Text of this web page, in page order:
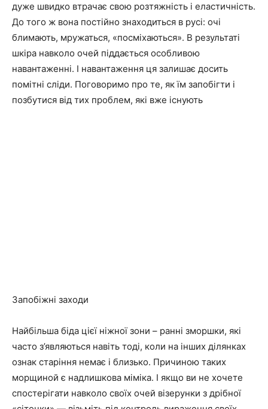
дуже швидко втрачає свою розтяжність і еластичність.
До того ж вона постійно знаходиться в русі: очі
блимають, мружаться, «посміхаються». В результаті
шкіра навколо очей піддається особливою
навантаженні. І навантаження ця залишає досить
помітні сліди. Поговоримо про те, як їм запобігти і
позбутися від тих проблем, які вже існують
Запобіжні заходи
Найбільша біда цієї ніжної зони – ранні зморшки, які
часто з’являються навіть тоді, коли на інших ділянках
ознак старіння немає і близько. Причиною таких
морщиной є надлишкова міміка. І якщо ви не хочете
спостерігати навколо своїх очей візерунки з дрібної